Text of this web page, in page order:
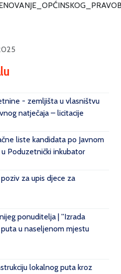
- zemljišta u vlasništvu
natječaja – licitacije
liste kandidata po Javnom
Poduzetnički inkubator
za upis djece za
ponuditelja | ''Izrada
u naseljenom mjestu
lokalnog puta kroz